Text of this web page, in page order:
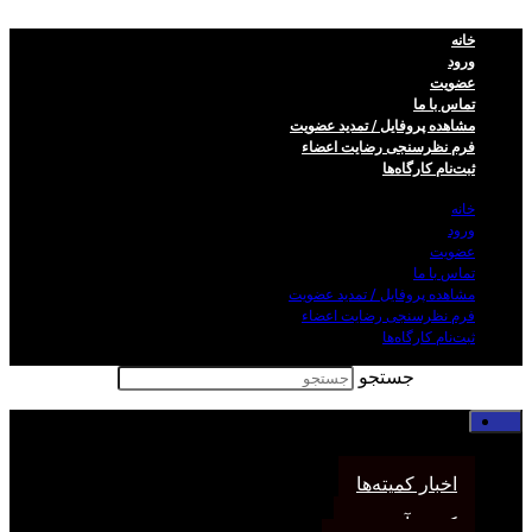
خانه
ورود
عضویت
تماس با ما
مشاهده پروفایل / تمدید عضویت
فرم نظر‌سنجی رضایت اعضاء
ثبت‌نام کارگاه‌ها
خانه
ورود
عضویت
تماس با ما
مشاهده پروفایل / تمدید عضویت
فرم نظر‌سنجی رضایت اعضاء
ثبت‌نام کارگاه‌ها
جستجو
اخبار کمیته‌ها
کمیته آموزش